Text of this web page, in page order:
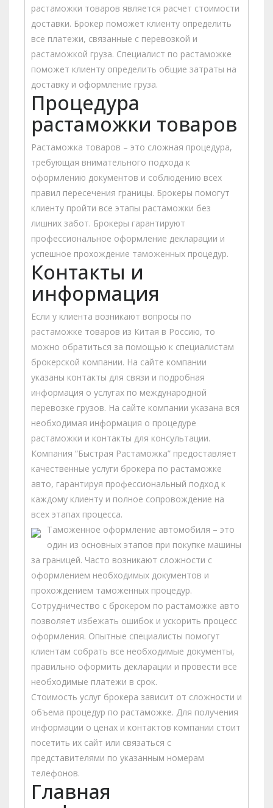
растаможки товаров является расчет стоимости
доставки. Брокер поможет клиенту определить
все платежи, связанные с перевозкой и
растаможкой груза. Специалист по растаможке
поможет клиенту определить общие затраты на
доставку и оформление груза.
Процедура
растаможки товаров
Растаможка товаров – это сложная процедура,
требующая внимательного подхода к
оформлению документов и соблюдению всех
правил пересечения границы. Брокеры помогут
клиенту пройти все этапы растаможки без
лишних забот. Брокеры гарантируют
профессиональное оформление декларации и
успешное прохождение таможенных процедур.
Контакты и
информация
Если у клиента возникают вопросы по
растаможке товаров из Китая в Россию, то
можно обратиться за помощью к специалистам
брокерской компании. На сайте компании
указаны контакты для связи и подробная
информация о услугах по международной
перевозке грузов. На сайте компании указана вся
необходимая информация о процедуре
растаможки и контакты для консультации.
Компания “Быстрая Растаможка” предоставляет
качественные услуги брокера по растаможке
авто, гарантируя профессиональный подход к
каждому клиенту и полное сопровождение на
всех этапах процесса.
Таможенное оформление автомобиля – это
один из основных этапов при покупке машины
за границей. Часто возникают сложности с
оформлением необходимых документов и
прохождением таможенных процедур.
Сотрудничество с брокером по растаможке авто
позволяет избежать ошибок и ускорить процесс
оформления. Опытные специалисты помогут
клиентам собрать все необходимые документы,
правильно оформить декларации и провести все
необходимые платежи в срок.
Стоимость услуг брокера зависит от сложности и
объема процедур по растаможке. Для получения
информации о ценах и контактов компании стоит
посетить их сайт или связаться с
представителями по указанным номерам
телефонов.
Главная